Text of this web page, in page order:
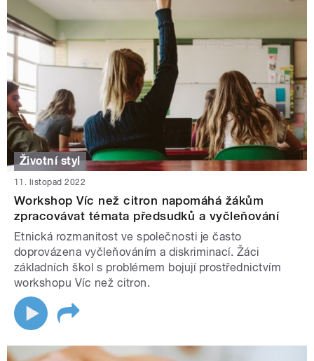
Životní styl
11. listopad 2022
Workshop Víc než citron napomáhá žákům
zpracovávat témata předsudků a vyčleňování
Etnická rozmanitost ve společnosti je často
doprovázena vyčleňováním a diskriminací. Žáci
základních škol s problémem bojují prostřednictvím
workshopu Víc než citron.